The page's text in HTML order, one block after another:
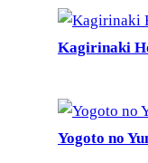
Kagirinaki
Yogoto no